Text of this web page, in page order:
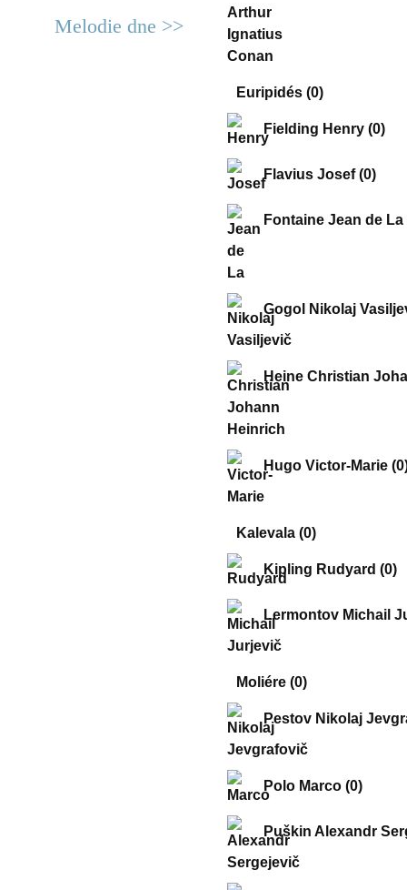
Melodie dne >>
Euripidés (0)
Fielding Henry (0)
Flavius Josef(0)
Fontaine Jean de La
Gogol Nikolaj
Heine Christian
Hugo Victor-Marie
Kalevala (0)
Kipling Rudyard (0)
Lermontov Michail
Moliére (0)
Pestov Nikolaj
Polo Marco (0)
Puškin Alexandr